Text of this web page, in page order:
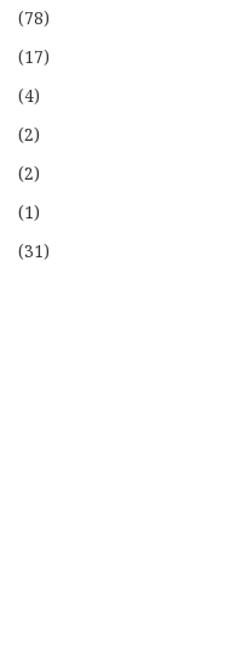
(78)
(17)
(4)
(2)
(2)
(1)
(31)